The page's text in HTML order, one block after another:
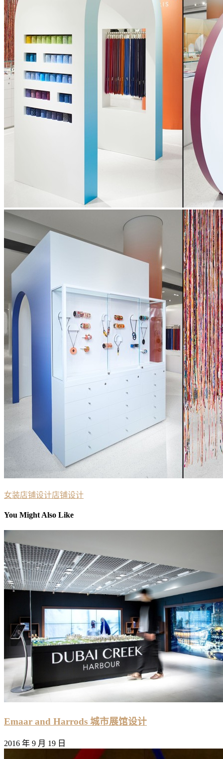
女装店铺设计店铺设计
You Might Also Like
Emaar and Harrods 城市展馆设计
2016 年 9 月 19 日